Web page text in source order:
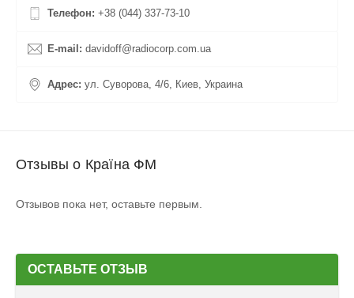
Телефон: +38 (044) 337-73-10
E-mail: davidoff@radiocorp.com.ua
Адрес: ул. Суворова, 4/6, Киев, Украина
Отзывы о Країна ФМ
Отзывов пока нет, оставьте первым.
ОСТАВЬТЕ ОТЗЫВ